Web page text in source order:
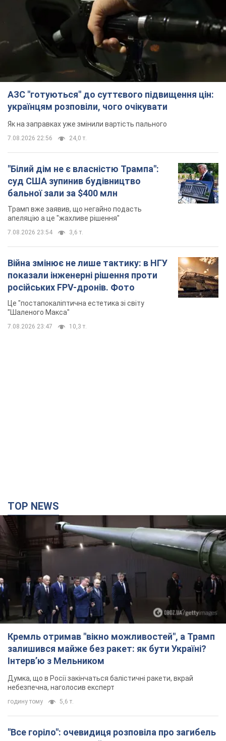
АЗС "готуються" до суттєвого підвищення цін:
українцям розповіли, чого очікувати
Як на заправках уже змінили вартість пального
7.08.2026 22:56 24,0 т.
"Білий дім не є власністю Трампа":
суд США зупинив будівництво
бальної зали за $400 млн
Трамп вже заявив, що негайно подасть
апеляцію а це "жахливе рішення"
7.08.2026 23:54 3,6 т.
Війна змінює не лише тактику: в НГУ
показали інженерні рішення проти
російських FPV-дронів. Фото
Це "постапокаліптична естетика зі світу
"Шаленого Макса"
7.08.2026 23:47 10,3 т.
TOP NEWS
Кремль отримав "вікно можливостей", а Трамп
залишився майже без ракет: як бути Україні?
Інтерв’ю з Мельником
Думка, що в Росії закінчаться балістичні ракети, вкрай
небезпечна, наголосив експерт
годину тому 5,6 т.
"Все горіло": очевидиця розповіла про загибель